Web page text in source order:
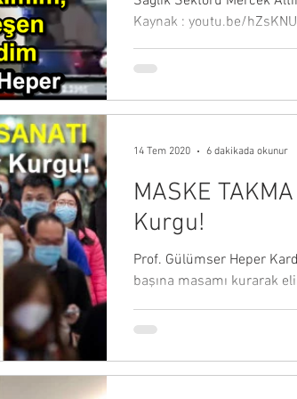
Kaynak : youtu.be/
MASKE
Kurgu!
Prof. Gülümser Heper
başına masamı kurarak
14 Tem 2020 6 dakikada okunur